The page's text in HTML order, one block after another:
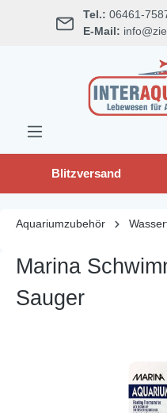
springen Tel.: 06461-
E-Mail:
Blitzversand
Aquariumzubehör
Marina
Sauger